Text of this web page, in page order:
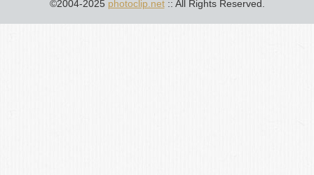
©2004-2025 photoclip.net:: All Rights Reserved.